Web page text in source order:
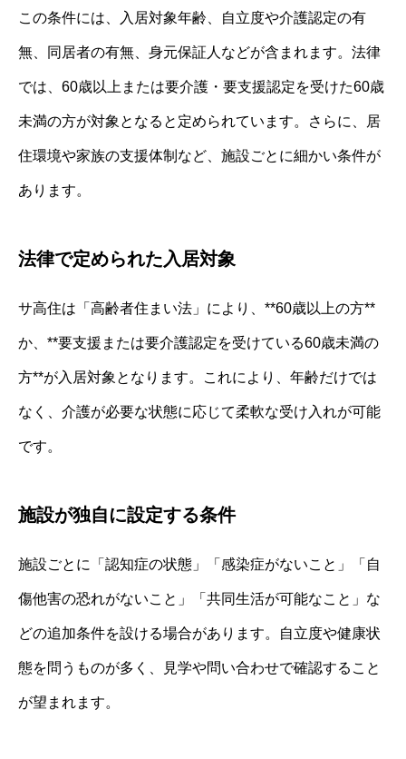
この条件には、入居対象年齢、自立度や介護認定の有
無、同居者の有無、身元保証人などが含まれます。法律
では、60歳以上または要介護・要支援認定を受けた60歳
未満の方が対象となると定められています。さらに、居
住環境や家族の支援体制など、施設ごとに細かい条件が
あります。
法律で定められた入居対象
サ高住は「高齢者住まい法」により、**60歳以上の方**
か、**要支援または要介護認定を受けている60歳未満の
方**が入居対象となります。これにより、年齢だけでは
なく、介護が必要な状態に応じて柔軟な受け入れが可能
です。
施設が独自に設定する条件
施設ごとに「認知症の状態」「感染症がないこと」「自
傷他害の恐れがないこと」「共同生活が可能なこと」な
どの追加条件を設ける場合があります。自立度や健康状
態を問うものが多く、見学や問い合わせで確認すること
が望まれます。